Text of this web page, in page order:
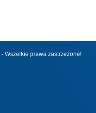
Wszelkie prawa zastrzeżone!